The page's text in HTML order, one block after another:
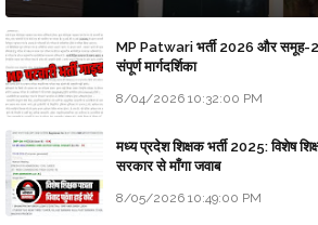
MP Patwari भर्ती 2026 और समूह-2
संपूर्ण मार्गदर्शिका
8/04/2026 10:32:00 PM
मध्य प्रदेश शिक्षक भर्ती 2025: विशेष
सरकार से माँगा जवाब
8/05/2026 10:49:00 PM